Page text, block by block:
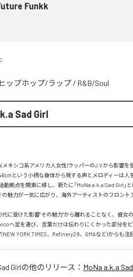
Funkk
ヒップホップ/ラップ / R&B/Soul
Sad Girl
メキシコ系アメリカ人女性)ラッパーのJ.Vから影響を
という小柄な身体から発する声とメロディーは人
動拠点を関東に移し、新たに「MoNa a.k.a Sad Girl」
の魅力が一気に広がり、海外アーティストのフロント
代に受けた影響”その魅力"から離れることなく、彼
へ足を運び、言葉だけは伝わりにくかった部分を
YORK TIMES、Refinery29、GMAなど)からも注
Girlの他のリリース： MoNa a.k.a